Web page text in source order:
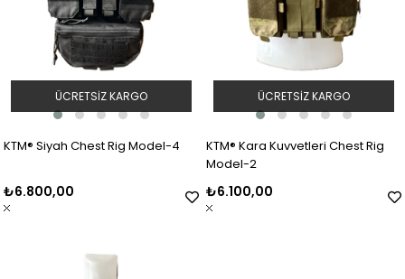
KTM® Siyah Chest Rig Model-4
₺6.800,00
ÜCRETSIZ KARGO
KTM® Kara Kuvvetleri Chest Rig
Model-2
₺6.100,00
ÜCRETSIZ KARGO